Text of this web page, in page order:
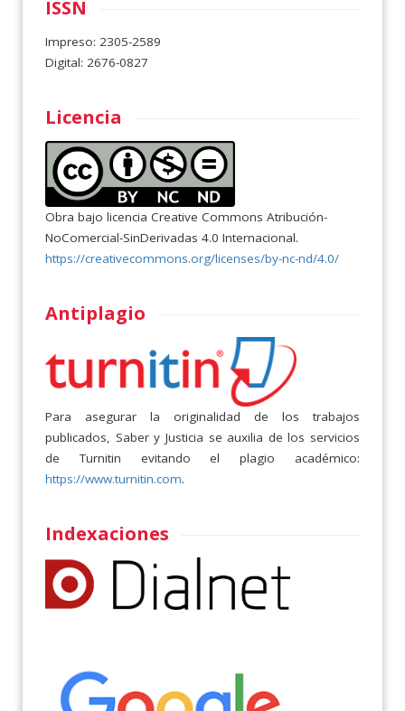
ISSN
Impreso: 2305-2589
Digital: 2676-0827
Licencia
Obra bajo licencia Creative Commons Atribución-
NoComercial-SinDerivadas 4.0 Internacional.
https://creativecommons.org/licenses/by-nc-nd/4.0/
Antiplagio
Para asegurar la originalidad de los trabajos
publicados, Saber y Justicia se auxilia de los servicios
de Turnitin evitando el plagio académico:
https://www.turnitin.com.
Indexaciones